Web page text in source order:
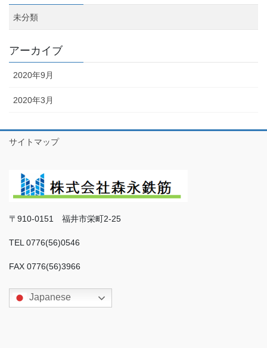
未分類
アーカイブ
2020年9月
2020年3月
サイトマップ
〒910-0151 福井市栄町2-25
TEL 0776(56)0546
FAX 0776(56)3966
Japanese